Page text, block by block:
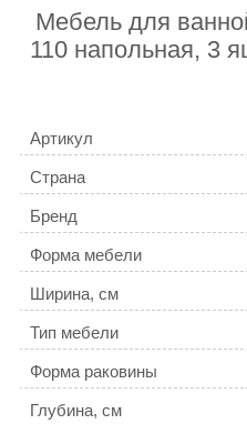
Мебель для
110 напольная, 3
Артикул
Страна
Бренд
Форма мебели
Ширина, см
Тип мебели
Форма раковины
Глубина, см